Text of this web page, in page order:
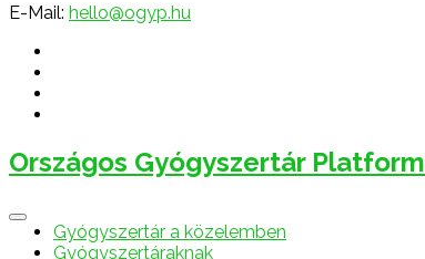
E-Mail: hello@ogyp.hu
Országos Gyógyszertár Platform
Gyógyszertár a közelemben
Gyógyszertáraknak